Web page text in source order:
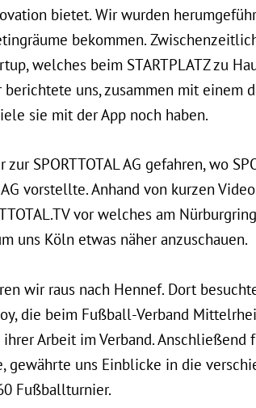
bietet. Wir wurden
bekommen.
welches beim STARTPLATZ zu
berichtete uns, zusammen mit einem
sie mit der App noch haben.
SPORTTOTAL AG gefahren, wo
vorstellte. Anhand von kurzen
vor welches am
uns Köln etwas näher anzuschauen.
wir raus nach Hennef. Dort
die beim Fußball-Verband
Arbeit im Verband.
gewährte uns Einblicke in die
Fußballturnier.